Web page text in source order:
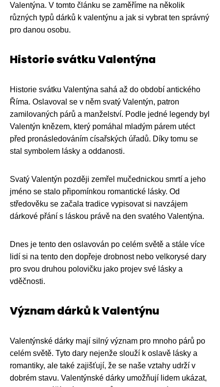
Valentýna. V tomto článku se zaměříme na několik
různých typů dárků k valentýnu a jak si vybrat ten správný
pro danou osobu.
Historie svátku Valentýna
Historie svátku Valentýna sahá až do období antického
Říma. Oslavoval se v něm svatý Valentýn, patron
zamilovaných párů a manželství. Podle jedné legendy byl
Valentýn knězem, který pomáhal mladým párem utéct
před pronásledováním císařských úřadů. Díky tomu se
stal symbolem lásky a oddanosti.
Svatý Valentýn později zemřel mučednickou smrtí a jeho
jméno se stalo připomínkou romantické lásky. Od
středověku se začala tradice vypisovat si navzájem
dárkové přání s láskou právě na den svatého Valentýna.
Dnes je tento den oslavován po celém světě a stále více
lidí si na tento den dopřeje drobnost nebo velkorysé dary
pro svou druhou polovičku jako projev své lásky a
vděčnosti.
Význam dárků k Valentýnu
Valentýnské dárky mají silný význam pro mnoho párů po
celém světě. Tyto dary nejenže slouží k oslavě lásky a
romantiky, ale také zajišťují, že se naše vztahy udrží v
dobrém stavu. Valentýnské dárky umožňují lidem ukázat,